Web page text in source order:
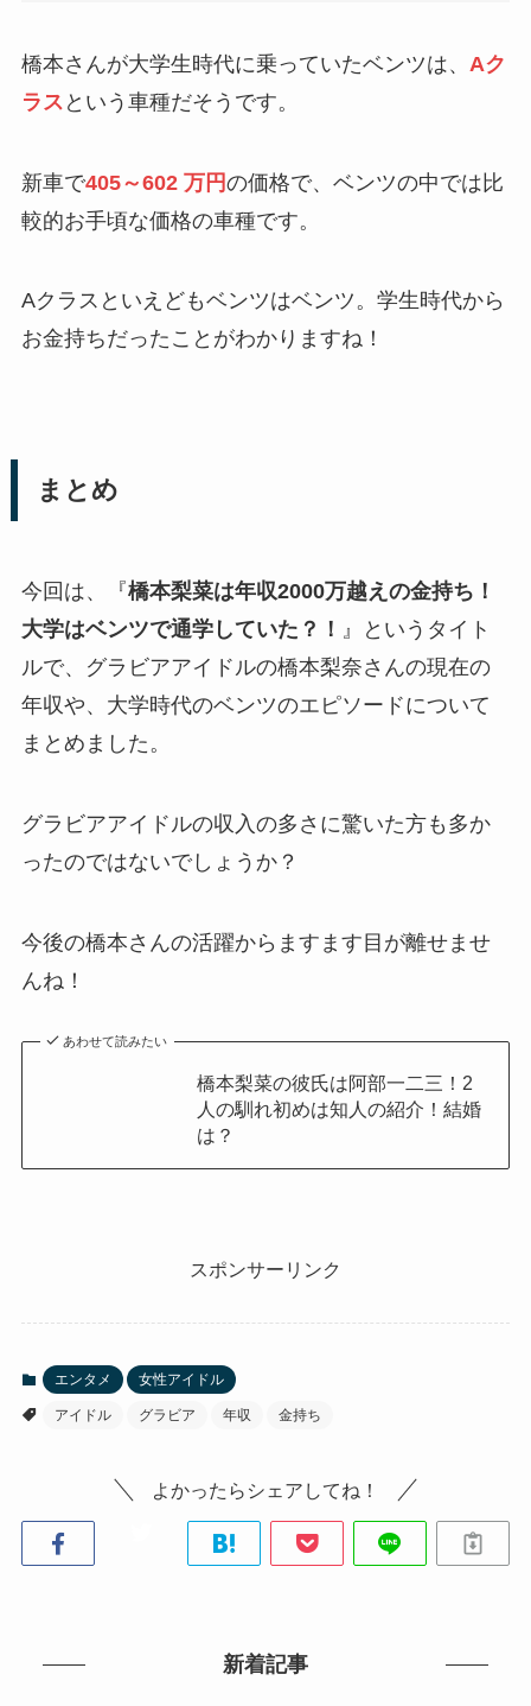
橋本さんが大学生時代に乗っていたベンツは、 Aク
ラス という車種だそうです。
新車で405～602 万円の価格で、ベンツの中では比
較的お手頃な価格の車種です。
Aクラスといえどもベンツはベンツ。学生時代から
お金持ちだったことがわかりますね！
まとめ
今回は、『橋本梨菜は年収2000万越えの金持ち！
大学はベンツで通学していた？！ 』というタイト
ルで、グラビアアイドルの橋本梨奈さんの現在の
年収や、大学時代のベンツのエピソードについて
まとめました。
グラビアアイドルの収入の多さに驚いた方も多か
ったのではないでしょうか？
今後の橋本さんの活躍からますます目が離せませ
んね！
あわせて読みたい
橋本梨菜の彼氏は阿部一二三！2
人の馴れ初めは知人の紹介！結婚
は？
スポンサーリンク
エンタメ 女性アイドル
アイドル グラビア 年収 金持ち
よかったらシェアしてね！
新着記事